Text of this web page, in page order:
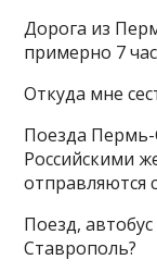
Дорога из
примерно 7
Откуда мне
Поезда
Российскими
отправляются
Поезд,
Ставрополь?